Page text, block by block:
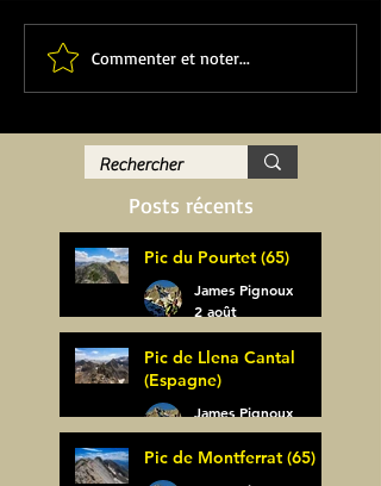
Commenter et noter...
Posts récents
Pic du Pourtet (65)
James Pignoux
2 août
Pic de Llena Cantal
(Espagne)
James Pignoux
30 juil.
Pic de Montferrat (65)